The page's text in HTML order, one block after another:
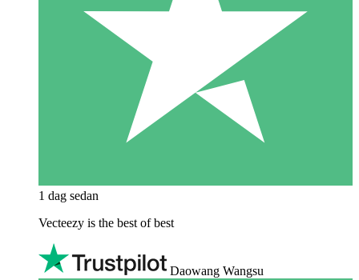
1 dag sedan
Vecteezy is the best of best
Daowang Wangsu